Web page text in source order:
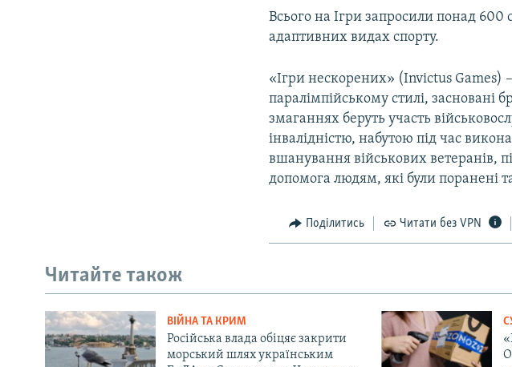
Всього на Ігри запросили понад 600
адаптивних видах спорту.
«Ігри нескорених» (Invictus Games)
паралімпійському стилі, засновані
змаганнях беруть участь
інвалідністю, набутою під час
вшанування військових ветеранів,
допомога людям, які були поранені
Поділитись Читати без VPN
Читайте також
ВІЙНА ТА КРИМ
Російська влада обіцяє закрити
морський шлях українським